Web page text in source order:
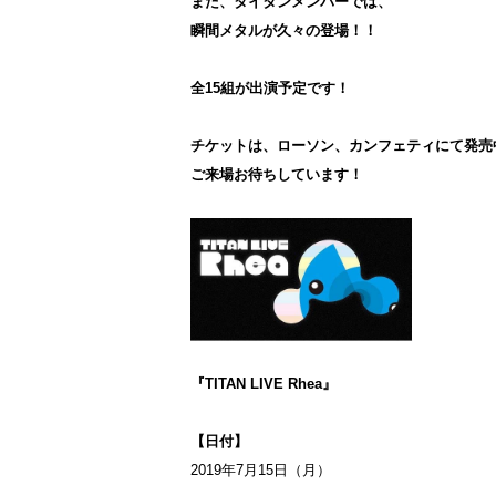
瞬間メタルが久々の登場！！
全15組が出演予定です！
チケットは、ローソン、カンフェティにて発売
ご来場お待ちしています！
『TITAN LIVE Rhea』
【日付】
2019年7月15日（月）